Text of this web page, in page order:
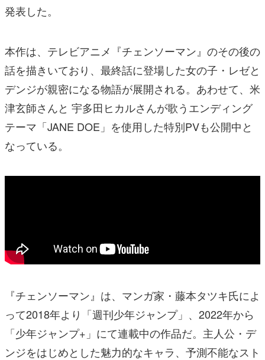
運営：株式会社マレ
発表した。
本作は、テレビアニメ『チェンソーマン』のその後の
話を描きいており、最終話に登場した女の子・レゼと
デンジが親密になる物語が展開される。あわせて、米
津玄師さんと 宇多田ヒカルさんが歌うエンディング
テーマ「JANE DOE」を使用した特別PVも公開中と
なっている。
『チェンソーマン』は、マンガ家・藤本タツキ氏によ
って2018年より「週刊少年ジャンプ」、2022年から
「少年ジャンプ+」にて連載中の作品だ。主人公・デ
ンジをはじめとした魅力的なキャラ、予測不能なスト